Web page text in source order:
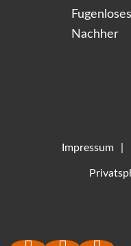
Nachher
Impressum